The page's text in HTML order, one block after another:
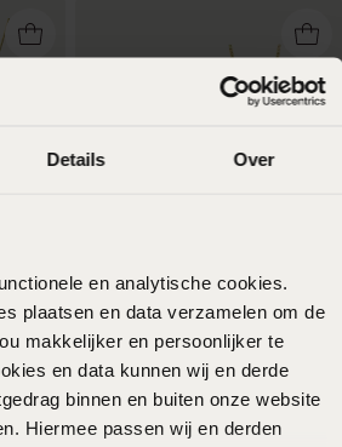
Details Over
en analytische cookies.
plaatsen en data verzamelen om de
makkelijker en persoonlijker te
en data kunnen wij en derde
binnen en buiten onze website
Hiermee passen wij en derden
Zilveren set gold kristal
white
144.99 119